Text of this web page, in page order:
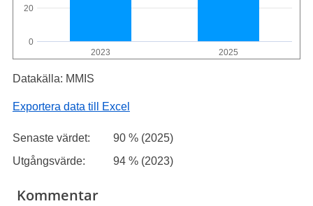
2023 2025
0
20
Datakälla: MMIS
Exportera data till Excel
Senaste värdet:
90 % (2025)
Utgångsvärde:
94 % (2023)
Kommentar